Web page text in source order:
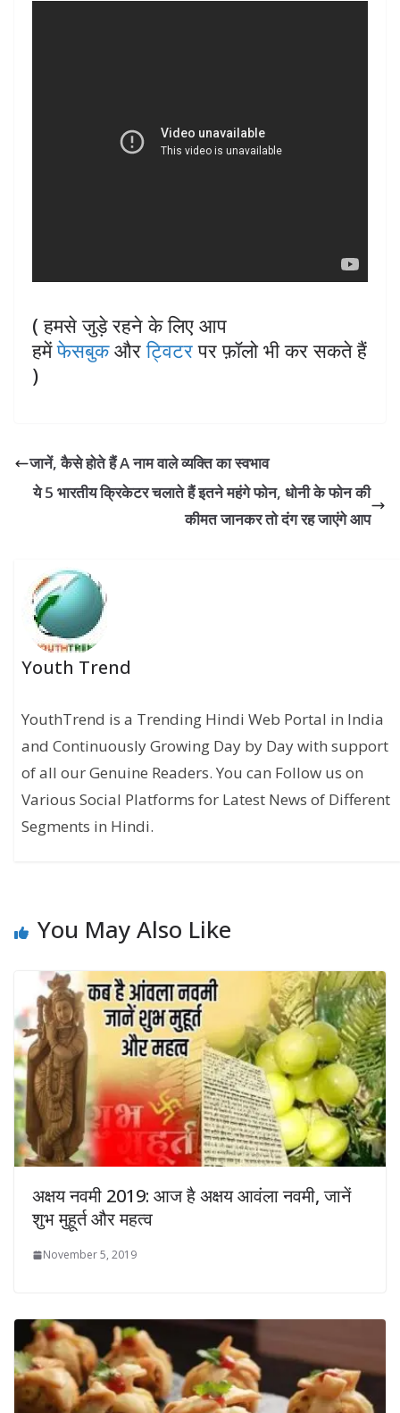
( हमसे जुड़े रहने के लिए आप
हमेंफेसबुकऔरट्विटरपर फ़ॉलो भी कर सकते हैं
)
जानें, कैसे होते हैं A नाम वाले व्‍यक्ति का स्‍वभाव
ये 5 भारतीय क्रिकेटर चलाते हैं इतने महंगे फोन, धोनी के फोन की
कीमत जानकर तो दंग रह जाएंगे आप
Youth Trend
YouthTrend is a Trending Hindi Web Portal in India
and Continuously Growing Day by Day with support
of all our Genuine Readers. You can Follow us on
Various Social Platforms for Latest News of Different
Segments in Hindi.
You May Also Like
अक्षय नवमी 2019: आज है अक्षय आवंला नवमी, जानें
शुभ मुहूर्त और महत्व
November 5, 2019